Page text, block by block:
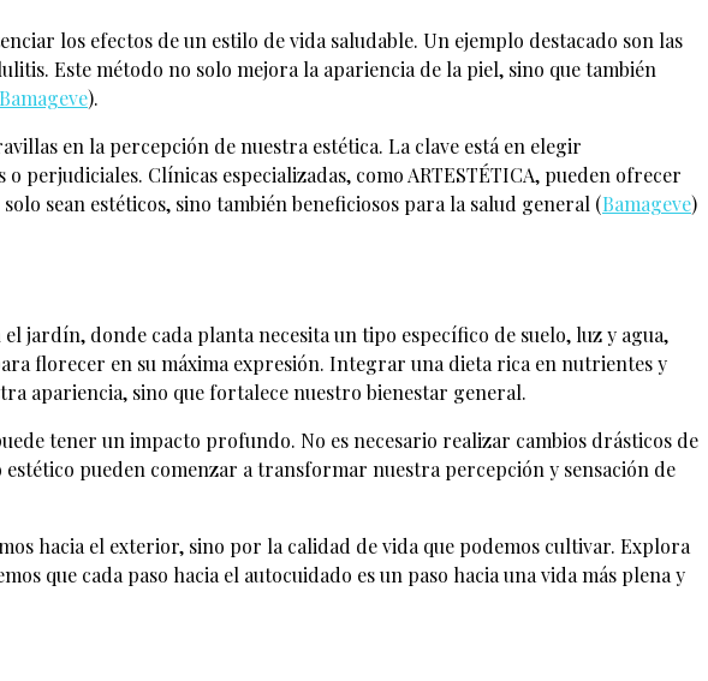
los efectos de un estilo de vida saludable. Un ejemplo destacado son las
Este método no solo mejora la apariencia de la piel, sino que también
Bamageve)​.
en la percepción de nuestra estética. La clave está en elegir
Clínicas especializadas, como ARTESTÉTICA, pueden ofrecer
sean estéticos, sino también beneficiosos para la salud general​ (Bamageve)​
jardín, donde cada planta necesita un tipo específico de suelo, luz y agua,
florecer en su máxima expresión. Integrar una dieta rica en nutrientes y
apariencia, sino que fortalece nuestro bienestar general.
tener un impacto profundo. No es necesario realizar cambios drásticos de
pueden comenzar a transformar nuestra percepción y sensación de
hacia el exterior, sino por la calidad de vida que podemos cultivar. Explora
que cada paso hacia el autocuidado es un paso hacia una vida más plena y